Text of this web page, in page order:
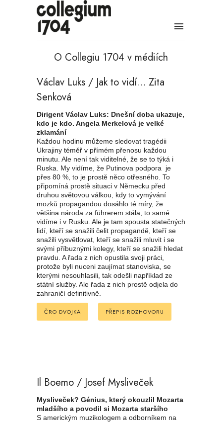
O Collegiu 1704 v médiích
Václav Luks / Jak to vidí… Zita
Senková
Dirigent Václav Luks: Dnešní doba ukazuje,
kdo je kdo. Angela Merkelová je velké
zklamání
Každou hodinu můžeme sledovat tragédii
Ukrajiny téměř v přímém přenosu každou
minutu. Ale není tak viditelné, že se to týká i
Ruska. My vidíme, že Putinova podpora je
přes 80 %, to je prostě něco otřesného. To
připomíná prostě situaci v Německu před
druhou světovou válkou, kdy to vymývání
mozků propagandou dosáhlo té míry, že
většina národa za führerem stála, to samé
vidíme i v Rusku. Ale je tam spousta statečných
lidí, kteří se snažili čelit propagandě, kteří se
snažili vysvětlovat, kteří se snažili mluvit i se
svými příbuznými kolegy, kteří se snažili hledat
pravdu. A řada z nich opustila svoji práci,
protože byli nuceni zaujímat stanoviska, se
kterými nesouhlasili, tak odešli například ze
státní služby. Ale řada z nich prostě odjela do
zahraničí definitivně.
ČRO DVOJKA PŘEPIS ROZHOVORU
Il Boemo / Josef Mysliveček
Mysliveček? Génius, který okouzlil Mozarta
mladšího a povodil si Mozarta staršího
S americkým muzikologem a odborníkem na